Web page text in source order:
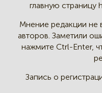
главную страницу
Мнение редакции не
авторов. Заметили
нажмите Ctrl-Enter,
Запись о